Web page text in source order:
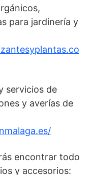
para jardinería y
servicios de
y averías de
encontrar todo
y accesorios: